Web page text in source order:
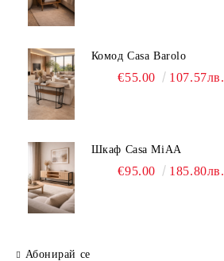
Комод Casa Barolo
€55.00 107.57лв.
Шкаф Casa MiAA
€95.00 185.80лв.
Абонирай се